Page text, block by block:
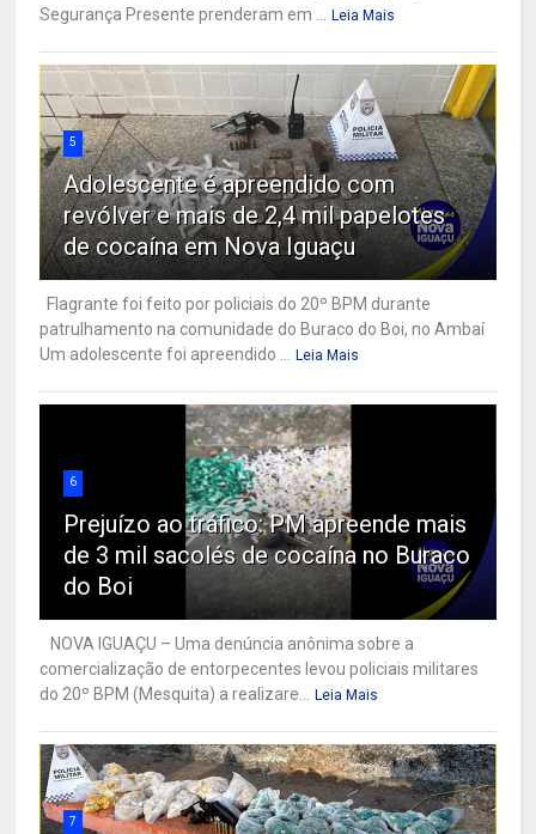
Segurança Presente prenderam em ...
Leia Mais
5
Adolescente é apreendido com
revólver e mais de 2,4 mil papelotes
de cocaína em Nova Iguaçu
Flagrante foi feito por policiais do 20º BPM durante
patrulhamento na comunidade do Buraco do Boi, no Ambaí
Um adolescente foi apreendido ...
Leia Mais
6
Prejuízo ao tráfico: PM apreende mais
de 3 mil sacolés de cocaína no Buraco
do Boi
NOVA IGUAÇU – Uma denúncia anônima sobre a
comercialização de entorpecentes levou policiais militares
do 20º BPM (Mesquita) a realizare...
Leia Mais
7